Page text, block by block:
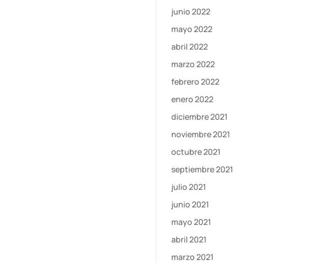
junio 2022
mayo 2022
abril 2022
marzo 2022
febrero 2022
enero 2022
diciembre 2021
noviembre 2021
octubre 2021
septiembre 2021
julio 2021
junio 2021
mayo 2021
abril 2021
marzo 2021